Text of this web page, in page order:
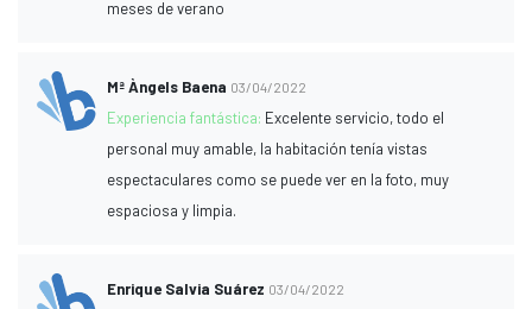
meses de verano
Mª Àngels Baena 03/04/2022
Experiencia fantástica: Excelente servicio, todo el
personal muy amable, la habitación tenía vistas
espectaculares como se puede ver en la foto, muy
espaciosa y limpia.
Enrique Salvia Suárez 03/04/2022